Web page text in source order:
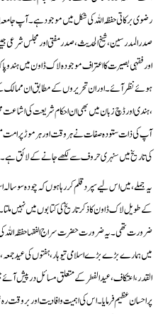
رضوی برکاتی حفظہ اللہ کی شکل میں موجود ہے۔آپ
صدرالمدرسین، شیخ الحدیث، صدر مفتی اور مجلس شرعی
اور فقہی بصیرت کا اعتراف موجودہ لاک ڈاون میں ہندو
ہوئے نظر آئے۔ اور ان تحریروں کے مطابق ان ممالک
،ہندی اور ڈچ زبان میں بھی ان احکام شریعت کی
آپ کی ذات ستودہ صفات نے ہر وقت اور ہر موڑ پر امت مسلمہ
کی تاریخ میں سنہری حروف سے لکھے جانے کے لائق ہے ۔
یہ جملے، میں اس لیے سپرد قلم کر رہا ہوں کہ چودہ سو
کے طویل لاک ڈاون کا ذکر تاریخ کی کتابوں میں نہیں
ضرورت تھی ۔یہ ضرورت حضرت سراج الفقہا حفظہ
میں ہمارے بڑے بڑے اسلامی تیوہار ،ہفتوں کی عید
القدر ،اعتکاف ،عیدالفطر کے متعلق مسائل در پیش
پر احسان عظیم فرمایا۔اس کی اہمیت و افادیت اور بروقت